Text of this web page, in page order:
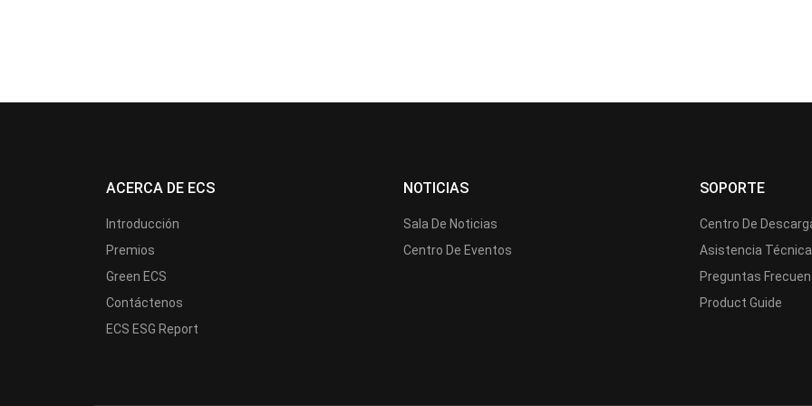
ACERCA DE ECS
Introducción
Premios
Green ECS
Contáctenos
ECS ESG Report
NOTICIAS
Sala De Noticias
Centro De Eventos
SOPORTE
Centro De
Asistencia Técnica
Preguntas
Product Guide